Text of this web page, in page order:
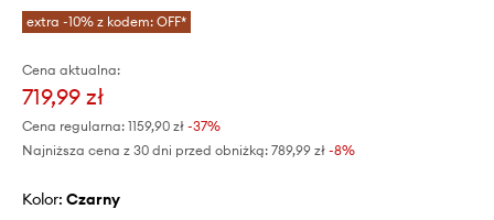
extra -10% z kodem: OFF*
Cena aktualna:
719,99 zł
Cena regularna: 1159,90 zł -37%
Najniższa cena z 30 dni przed obniżką: 789,99 zł -8%
Kolor: czarny